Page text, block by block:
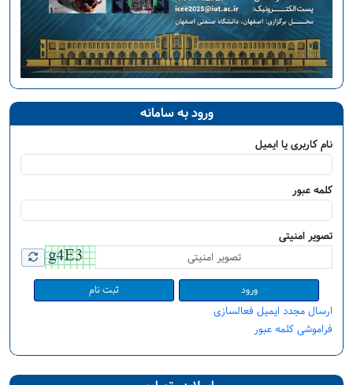
ورود به سامانه
نام کاربری یا ایمیل
کلمه عبور
تصویر امنیتی
ثبت نام
ارسال مجدد ایمیل فعالسازی
فراموشی کلمه عبور